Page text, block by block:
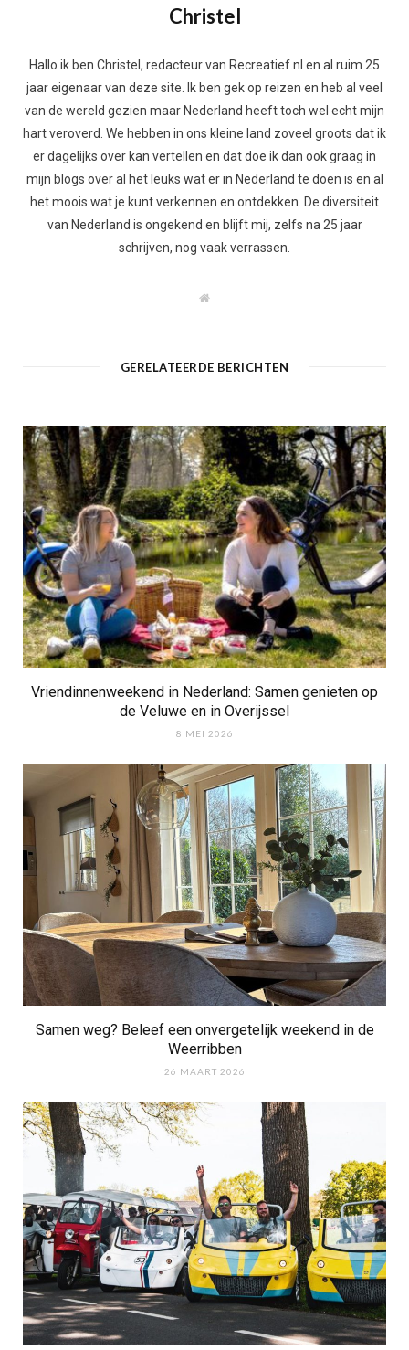
Christel
Hallo ik ben Christel, redacteur van Recreatief.nl en al ruim 25
jaar eigenaar van deze site. Ik ben gek op reizen en heb al veel
van de wereld gezien maar Nederland heeft toch wel echt mijn
hart veroverd. We hebben in ons kleine land zoveel groots dat ik
er dagelijks over kan vertellen en dat doe ik dan ook graag in
mijn blogs over al het leuks wat er in Nederland te doen is en al
het moois wat je kunt verkennen en ontdekken. De diversiteit
van Nederland is ongekend en blijft mij, zelfs na 25 jaar
schrijven, nog vaak verrassen.
W
e
GERELATEERDE BERICHTEN
Vriendinnenweekend in Nederland: Samen genieten op
de Veluwe en in Overijssel
8 MEI 2026
Samen weg? Beleef een onvergetelijk weekend in de
Weerribben
26 MAART 2026